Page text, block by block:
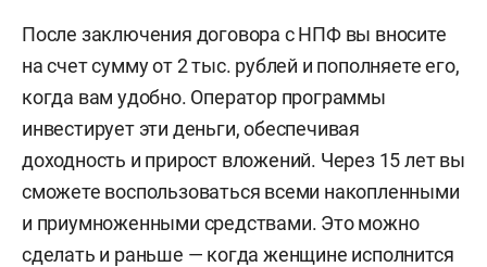
После заключения договора с НПФ вы вносите
на счет сумму от 2 тыс. рублей и пополняете его,
когда вам удобно. Оператор программы
инвестирует эти деньги, обеспечивая
доходность и прирост вложений. Через 15 лет вы
сможете воспользоваться всеми накопленными
и приумноженными средствами. Это можно
сделать и раньше — когда женщине исполнится